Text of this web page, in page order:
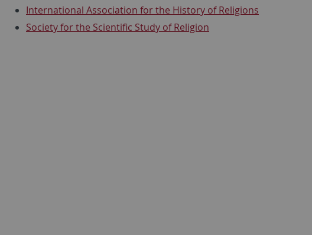
International Association for the History of Religions
Society for the Scientific Study of Religion